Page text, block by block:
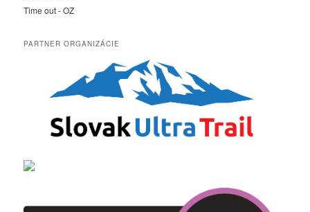
Time out - OZ
PARTNER ORGANIZÁCIE